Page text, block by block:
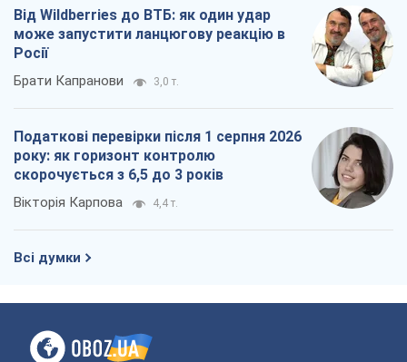
Від Wildberries до ВТБ: як один удар
може запустити ланцюгову реакцію в
Росії
Брати Капранови 3,0 т.
Податкові перевірки після 1 серпня 2026
року: як горизонт контролю
скорочується з 6,5 до 3 років
Вікторія Карпова 4,4 т.
Всі думки